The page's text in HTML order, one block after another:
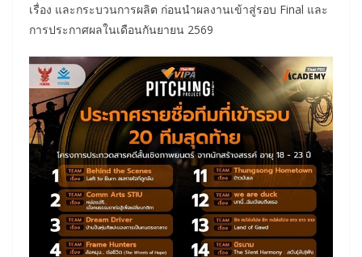
เรื่อง และกระบวนการผลิต ก่อนนำผลงานเข้าสู่รอบ Final และ
การประกาศผลในเดือนกันยายน 2569